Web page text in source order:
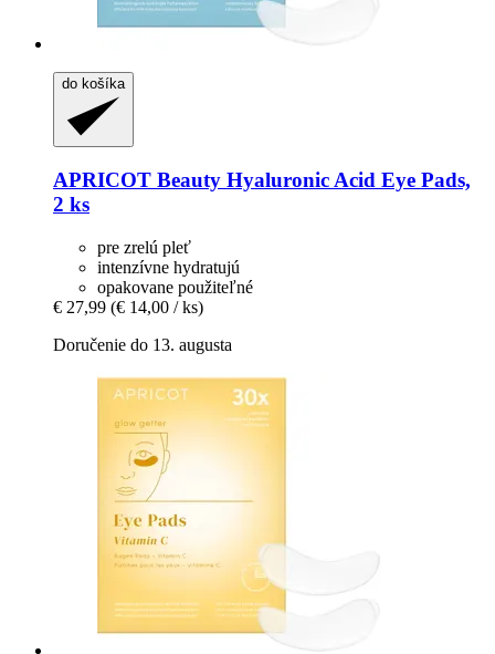
do košíka
APRICOT Beauty Hyaluronic Acid Eye Pads,
2 ks
pre zrelú pleť
intenzívne hydratujú
opakovane použiteľné
€ 27,99 (€ 14,00 / ks)
Doručenie do 13. augusta